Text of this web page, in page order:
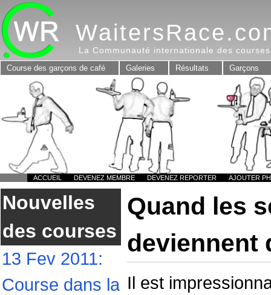
La Communauté internationale des
Course des garçons de café Galeries Résultats Garçons
AJOUTER
DEVENEZ REPORTER
DEVENEZ MEMBRE
ACCUEIL
Nouvelles
des courses
13 Fev 2011:
Course dans la
Quand les
deviennent
Il est